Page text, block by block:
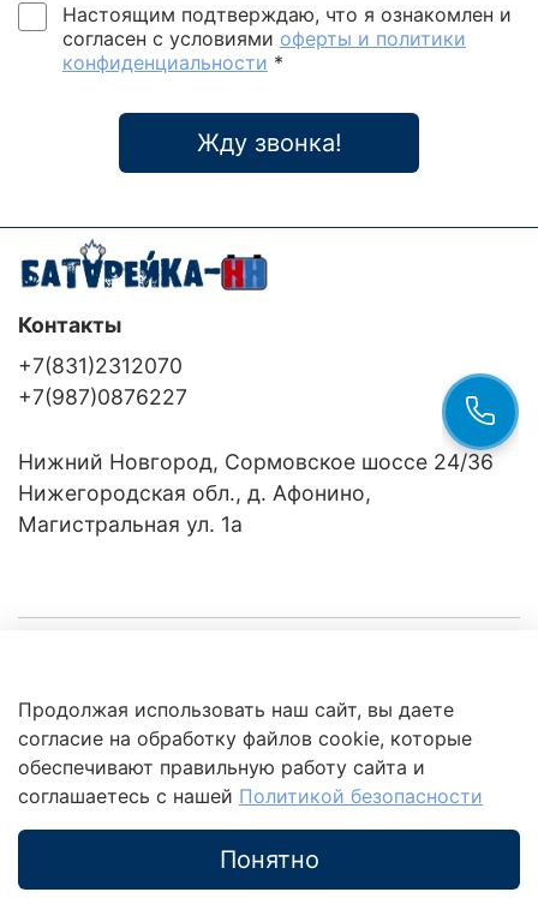
Настоящим подтверждаю, что я ознакомлен и
согласен с условиями оферты и политики
конфиденциальности *
Жду звонка!
Клиентам
Это интересно
Контакты
+7(831)2312070
+7(987)0876227
Нижний Новгород, Сормовское шоссе 24/36
Нижегородская обл., д. Афонино,
Магистральная ул. 1а
Продолжая использовать наш сайт, вы даете
согласие на обработку файлов cookie, которые
обеспечивают правильную работу сайта и
соглашаетесь с нашей Политикой безопасности
Понятно
обработки